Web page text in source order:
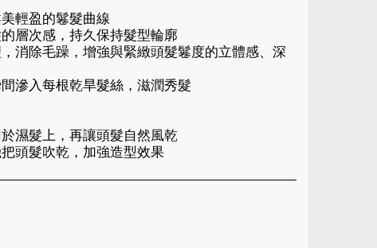
輕盈的鬈髮曲線
層次感，持久保持髮型輪廓
消除毛躁，增強與緊緻頭髮鬈度的立體感、深
滲入每根乾旱髮絲，滋潤秀髮
濕髮上，再讓頭髮自然風乾
頭髮吹乾，加強造型效果